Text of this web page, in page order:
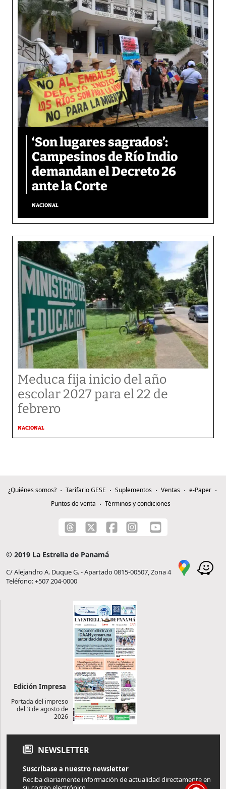
‘Son lugares sagrados’:
Campesinos de Río Indio
demandan el Decreto 26
ante la Corte
NACIONAL
Meduca fija inicio del año
escolar 2027 para el 22 de
febrero
NACIONAL
¿Quiénes somos? Tarifario GESE Suplementos Ventas
e-Paper
Puntos de venta
Términos y condiciones
© 2019 La Estrella de Panamá
C/ Alejandro A. Duque G. - Apartado 0815-00507, Zona 4
Teléfono: +507 204-0000
Edición Impresa
Portada del impreso
del 3 de agosto de
2026
NEWSLETTER
Suscríbase a nuestro newsletter
Reciba diariamente información de actualidad directamente en